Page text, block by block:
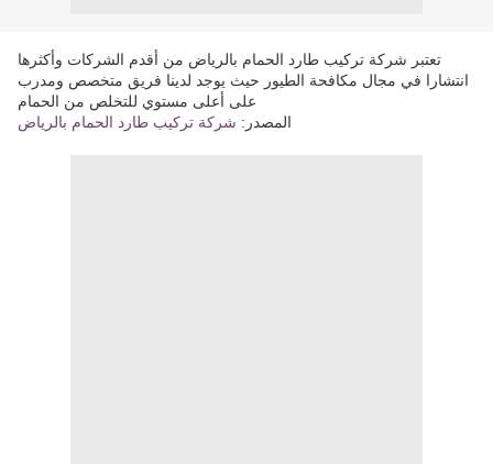
تعتبر شركة تركيب طارد الحمام بالرياض من أقدم الشركات وأكثرها
انتشارا في مجال مكافحة الطيور حيث يوجد لدينا فريق متخصص ومدرب
على أعلى مستوي للتخلص من الحمام
المصدر: شركة تركيب طارد الحمام بالرياض